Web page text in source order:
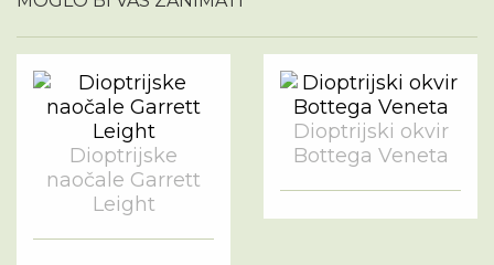
Dioptrijske
naočale Garrett
Leight
Dioptrijski okvir
Bottega Veneta